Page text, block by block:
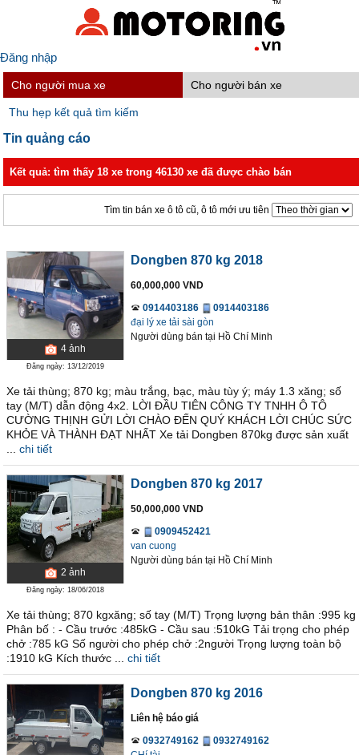
Đăng nhập
Cho người mua xe Cho người bán xe
Thu hẹp kết quả tìm kiếm
Tin quảng cáo
Kết quả: tìm thấy 18 xe trong 46130 xe đã được chào bán
Tìm tin bán xe ô tô cũ, ô tô mới ưu tiên
4 ảnh
Đăng ngày: 13/12/2019
Dongben 870 kg 2018
60,000,000 VND
0914403186
0914403186
đại lý xe tải sài gòn
Người dùng bán tại Hồ Chí Minh
Xe tải thùng; 870 kg; màu trắng, bạc, màu tùy ý; máy 1.3 xăng; số
tay (M/T) dẫn động 4x2. LỜI ĐẦU TIÊN CÔNG TY TNHH Ô TÔ
CƯỜNG THỊNH GỬI LỜI CHÀO ĐẾN QUÝ KHÁCH LỜI CHÚC SỨC
KHỎE VÀ THÀNH ĐẠT NHẤT Xe tải Dongben 870kg được sản xuất
chi tiết
2 ảnh
Đăng ngày: 18/06/2018
Dongben 870 kg 2017
50,000,000 VND
0909452421
van cuong
Người dùng bán tại Hồ Chí Minh
Xe tải thùng; 870 kgxăng; số tay (M/T) Trọng lượng bản thân :995 kg
Phân bố : - Cầu trước :485kG - Cầu sau :510kG Tải trọng cho phép
chở :785 kG Số người cho phép chở :2người Trọng lượng toàn bộ
:1910 kG Kích thước ...
chi tiết
Dongben 870 kg 2016
Liên hệ báo giá
0932749162
0932749162